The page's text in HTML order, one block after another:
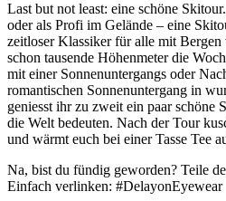
Last but not least: eine schöne
oder als Profi im Gelände – eine
zeitloser Klassiker für alle mit
schon tausende Höhenmeter die
mit einer Sonnenuntergangs oder
romantischen Sonnenuntergang in
geniesst ihr zu zweit ein paar schöne
die Welt bedeuten. Nach der Tour
und wärmt euch bei einer Tasse Tee
Na, bist du fündig geworden? Teile
Einfach verlinken: #DelayonEyewear